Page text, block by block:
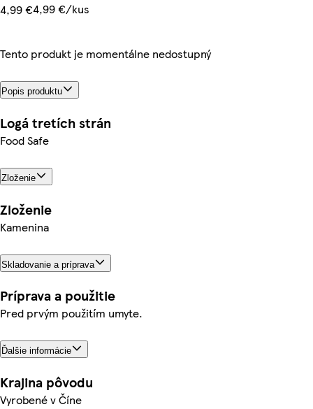
4,99 €4,99 €/kus
Tento produkt je momentálne nedostupný
Popis produktu
Logá tretích strán
Food Safe
Zloženie
Zloženie
Kamenina
Skladovanie a príprava
Príprava a použitie
Pred prvým použitím umyte.
Ďalšie informácie
Krajina pôvodu
Vyrobené v Číne